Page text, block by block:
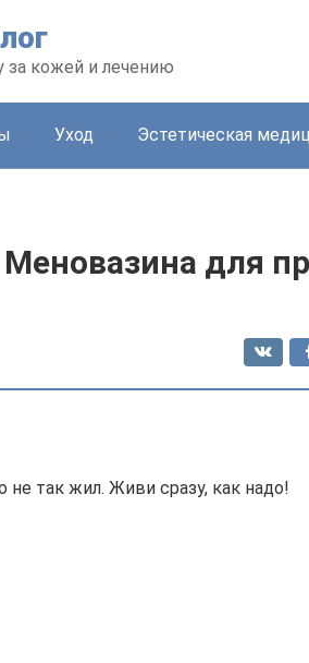
за кожей и лечению
Уход Эстетическая
для
не так жил. Живи сразу, как надо!